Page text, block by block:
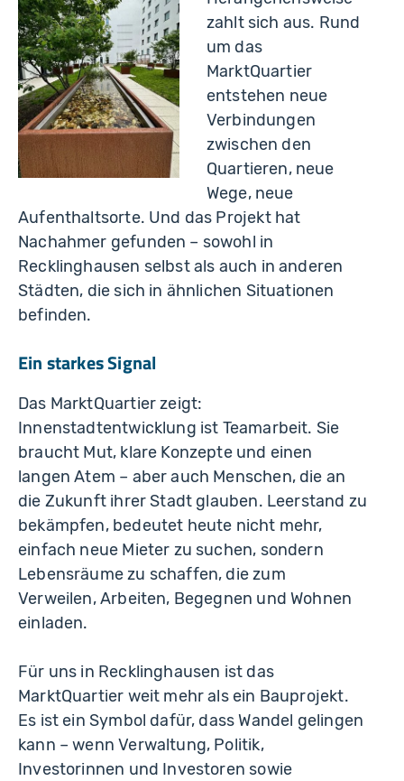
zahlt sich aus. Rund
um das
MarktQuartier
entstehen neue
Verbindungen
zwischen den
Quartieren, neue
Wege, neue
Aufenthaltsorte. Und das Projekt hat
Nachahmer gefunden – sowohl in
Recklinghausen selbst als auch in anderen
Städten, die sich in ähnlichen Situationen
befinden.
Ein starkes Signal
Das MarktQuartier zeigt:
Innenstadtentwicklung ist Teamarbeit. Sie
braucht Mut, klare Konzepte und einen
langen Atem – aber auch Menschen, die an
die Zukunft ihrer Stadt glauben. Leerstand zu
bekämpfen, bedeutet heute nicht mehr,
einfach neue Mieter zu suchen, sondern
Lebensräume zu schaffen, die zum
Verweilen, Arbeiten, Begegnen und Wohnen
einladen.
Für uns in Recklinghausen ist das
MarktQuartier weit mehr als ein Bauprojekt.
Es ist ein Symbol dafür, dass Wandel gelingen
kann – wenn Verwaltung, Politik,
Investorinnen und Investoren sowie